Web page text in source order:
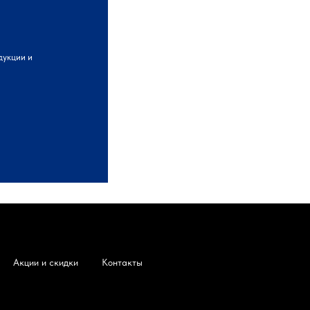
и
Акции и скидки Контакты